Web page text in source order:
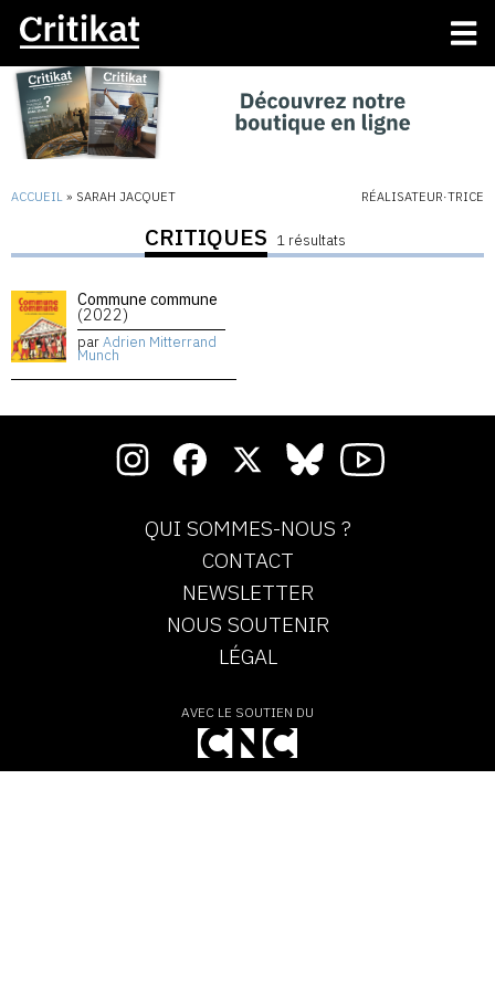
ACCUEIL » SARAH JACQUET RÉALISATEUR·TRICE
CRITIQUES 1 résultats
Commune commune
(2022)
parAdrien Mitterrand
Munch
QUI SOMMES-NOUS ?
CONTACT
NEWSLETTER
NOUS SOUTENIR
LÉGAL
AVEC LE SOUTIEN DU